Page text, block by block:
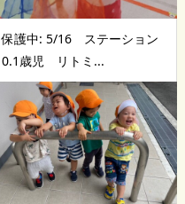
保護中: 5/16 ステーション
0.1歳児 リトミ...